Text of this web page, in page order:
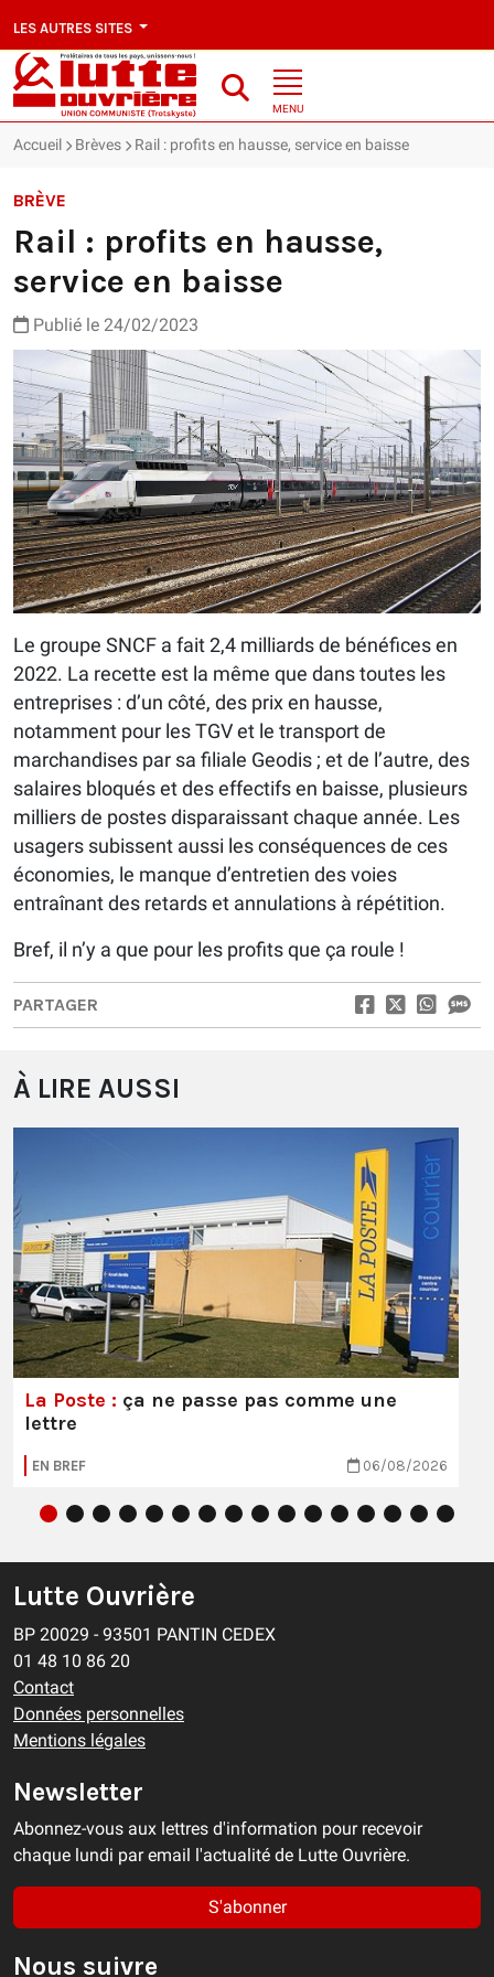
LES AUTRES SITES
MENU
Accueil Brèves Rail : profits en hausse, service en baisse
BRÈVE
Rail : profits en hausse,
service en baisse
Publié le 24/02/2023
Le groupe SNCF a fait 2,4 milliards de bénéfices en
2022. La recette est la même que dans toutes les
entreprises : d’un côté, des prix en hausse,
notamment pour les TGV et le transport de
marchandises par sa filiale Geodis ; et de l’autre, des
salaires bloqués et des effectifs en baisse, plusieurs
milliers de postes disparaissant chaque année. Les
usagers subissent aussi les conséquences de ces
économies, le manque d’entretien des voies
entraînant des retards et annulations à répétition.
Bref, il n’y a que pour les profits que ça roule !
PARTAGER
À LIRE AUSSI
La Poste : ça ne passe pas comme une
lettre
EN BREF 06/08/2026
Lutte Ouvrière
BP 20029 - 93501 PANTIN CEDEX
01 48 10 86 20
Contact
Données personnelles
Mentions légales
Newsletter
Abonnez-vous aux lettres d'information pour recevoir
chaque lundi par email l'actualité de Lutte Ouvrière.
S'abonner
Nous suivre